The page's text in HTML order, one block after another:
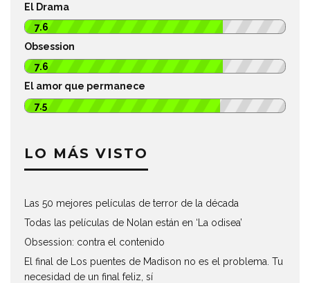
El Drama
7.6
Obsession
7.6
El amor que permanece
7.5
LO MÁS VISTO
Las 50 mejores películas de terror de la década
Todas las películas de Nolan están en ‘La odisea’
Obsession: contra el contenido
El final de Los puentes de Madison no es el problema. Tu
necesidad de un final feliz, sí